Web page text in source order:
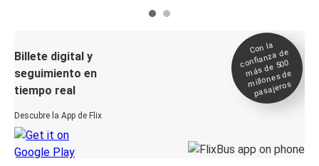
Billete digital y
seguimiento en
tiempo real
Descubre la App de Flix
Con la
confianza de
más de 500
millones de
pasajeros